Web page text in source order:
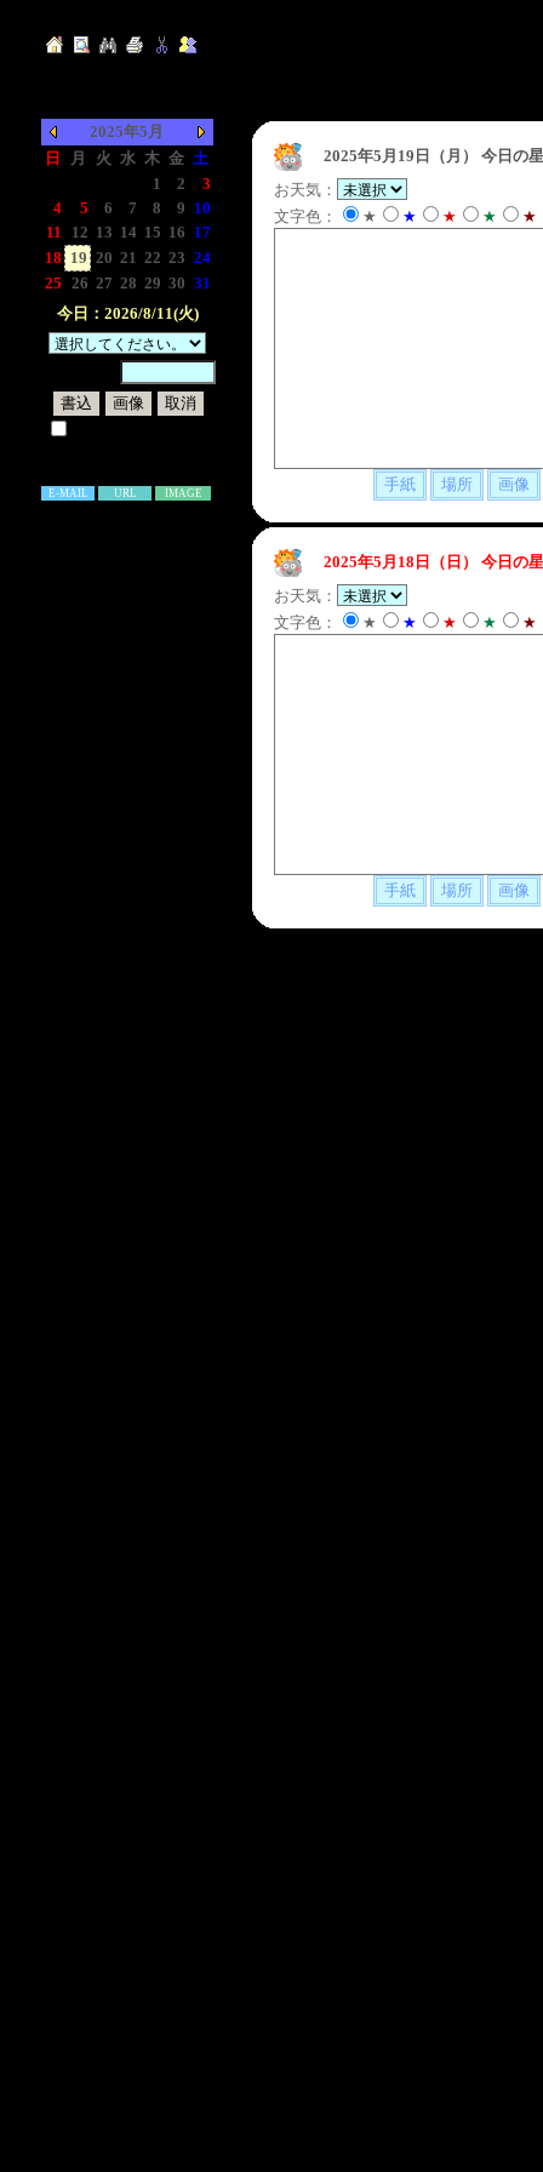
2025年5月
日
月 火 水 木 金 土
1 2
3
4
5 6 7 8 9 10
11
12 13 14 15 16 17
18 19 20 21 22 23 24
25 26 27 28 29 30 31
今日：2026/8/11(火)
E-MAIL URL IMAGE
2025年5月19日（月）
今日の
お天気：
文字色：
★ ★ ★ ★ ★
2025年5月18日（日）
今日の
お天気：
文字色：
★ ★ ★ ★ ★